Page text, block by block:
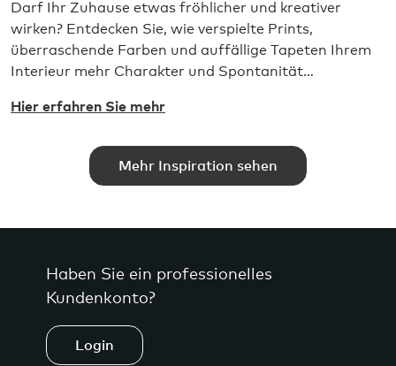
Darf Ihr Zuhause etwas fröhlicher und kreativer
wirken? Entdecken Sie, wie verspielte Prints,
überraschende Farben und auffällige Tapeten Ihrem
Interieur mehr Charakter und Spontanität
inspirieren, der vor allem Freude ausstrahlt.
Hier erfahren Sie mehr
Mehr Inspiration sehen
Haben Sie ein professionelles
Kundenkonto?
Login